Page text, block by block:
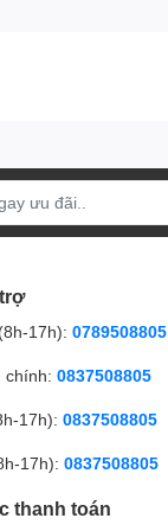
17h): 0789508805
chính: 0837508805
17h): 0837508805
17h): 0837508805
thanh toán